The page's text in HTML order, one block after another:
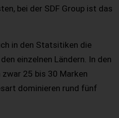
bei der SDF Group ist das
in den Statsitiken die
einzelnen Ländern. In den
25 bis 30 Marken
dominieren rund fünf